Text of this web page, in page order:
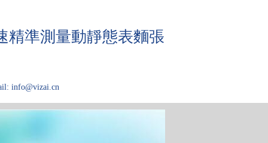
精準測量動靜態表麵張
info@vizai.cn
關於Kibron 论文大厅 技术问答